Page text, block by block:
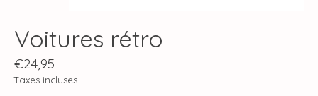
Voitures rétro
€24,95
Taxes incluses